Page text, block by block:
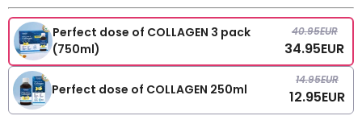
Perfect dose of COLLAGEN 3 pack
(750ml)
40.95EUR
34.95EUR
Perfect dose of COLLAGEN 250ml
14.95EUR
12.95EUR